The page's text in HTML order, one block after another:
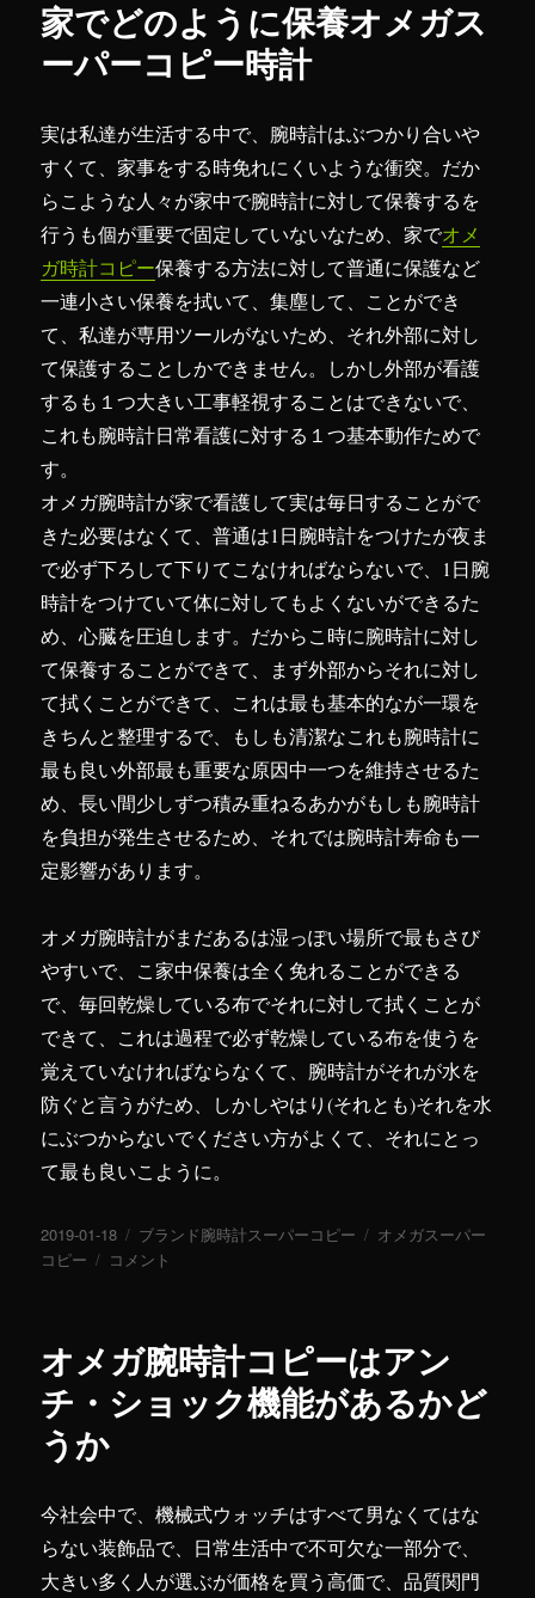
家でどのように保養オメガス
ーパーコピー時計
実は私達が生活する中で、腕時計はぶつかり合いや
すくて、家事をする時免れにくいような衝突。だか
らこような人々が家中で腕時計に対して保養するを
行うも個が重要で固定していないなため、家でオメ
ガ時計コピー保養する方法に対して普通に保護など
一連小さい保養を拭いて、集塵して、ことができ
て、私達が専用ツールがないため、それ外部に対し
て保護することしかできません。しかし外部が看護
するも１つ大きい工事軽視することはできないで、
これも腕時計日常看護に対する１つ基本動作ためで
す。
オメガ腕時計が家で看護して実は毎日することがで
きた必要はなくて、普通は1日腕時計をつけたが夜ま
で必ず下ろして下りてこなければならないで、1日腕
時計をつけていて体に対してもよくないができるた
め、心臓を圧迫します。だからこ時に腕時計に対し
て保養することができて、まず外部からそれに対し
て拭くことができて、これは最も基本的なが一環を
きちんと整理するで、もしも清潔なこれも腕時計に
最も良い外部最も重要な原因中一つを維持させるた
め、長い間少しずつ積み重ねるあかがもしも腕時計
を負担が発生させるため、それでは腕時計寿命も一
定影響があります。
オメガ腕時計がまだあるは湿っぽい場所で最もさび
やすいで、こ家中保養は全く免れることができる
で、毎回乾燥している布でそれに対して拭くことが
できて、これは過程で必ず乾燥している布を使うを
覚えていなければならなくて、腕時計がそれが水を
防ぐと言うがため、しかしやはり(それとも)それを水
にぶつからないでください方がよくて、それにとっ
て最も良いこように。
投
稿
2019-01-18
カ
テ
ブランド腕時計スーパーコピー
タ
オメガスーパー
コピー
家
よ
う
に
メ
ガ
ス
ー
コメント
オメガ腕時計コピーはアン
チ・ショック機能があるかど
うか
今社会中で、機械式ウォッチはすべて男なくてはな
らない装飾品で、日常生活中で不可欠な一部分で、
大きい多く人が選ぶが価格を買う高価で、品質関門